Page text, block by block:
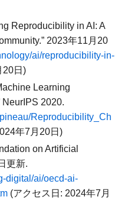
Reproducibility in AI: A
2023年11月20
ai/reproducibility-in-
20日)
Learning
2020.
Reproducibility_Ch
年7月20日)
on Artificial
更新.
digital/ai/oecd-ai-
(アクセス日: 2024年7月